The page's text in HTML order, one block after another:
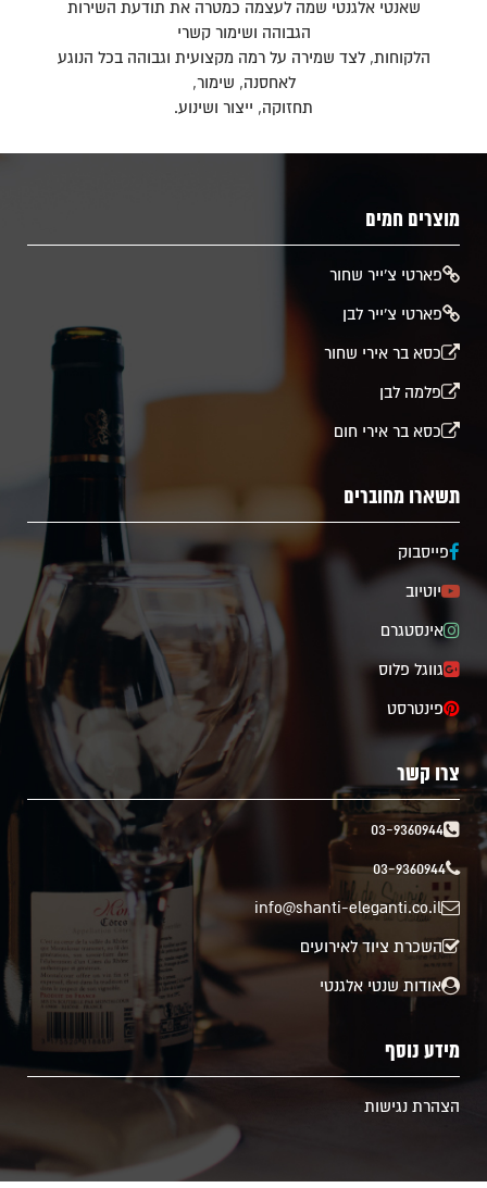
שאנטי אלגנטי שמה לעצמה כמטרה את תודעת השירות
הגבוהה ושימור קשרי
הלקוחות, לצד שמירה על רמה מקצועית וגבוהה בכל הנוגע
לאחסנה, שימור,
תחזוקה, ייצור ושינוע.
מוצרים חמים
​פארטי צ'ייר שחור
פארטי צ'ייר לבן
כסא בר אירי שחור
פלמה לבן
כסא בר אירי חום
תשארו מחוברים
פייסבוק
יוטיוב
אינסטגרם
גווגל פלוס
פינטרסט
צרו קשר
03-9360944
03-9360944
info@shanti-eleganti.co.il
השכרת ציוד לאירועים
אודות שנטי אלגנטי
מידע נוסף
הצהרת נגישות